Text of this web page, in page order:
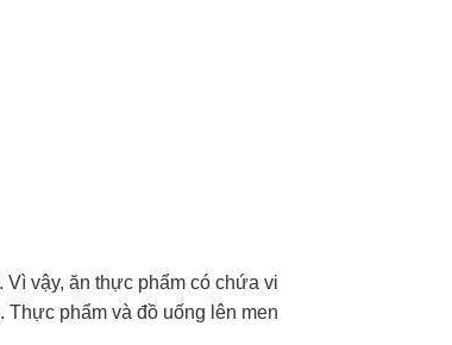
vậy, ăn thực phẩm có chứa vi
Thực phẩm và đồ uống lên men